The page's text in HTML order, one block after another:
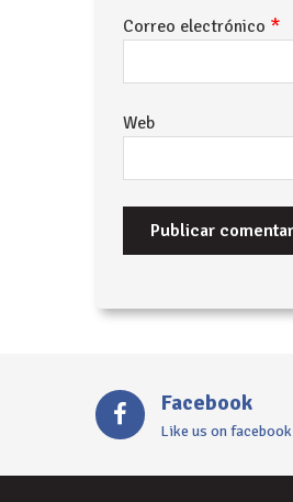
Correo electrónico *
Web
Facebook
Like us on facebook